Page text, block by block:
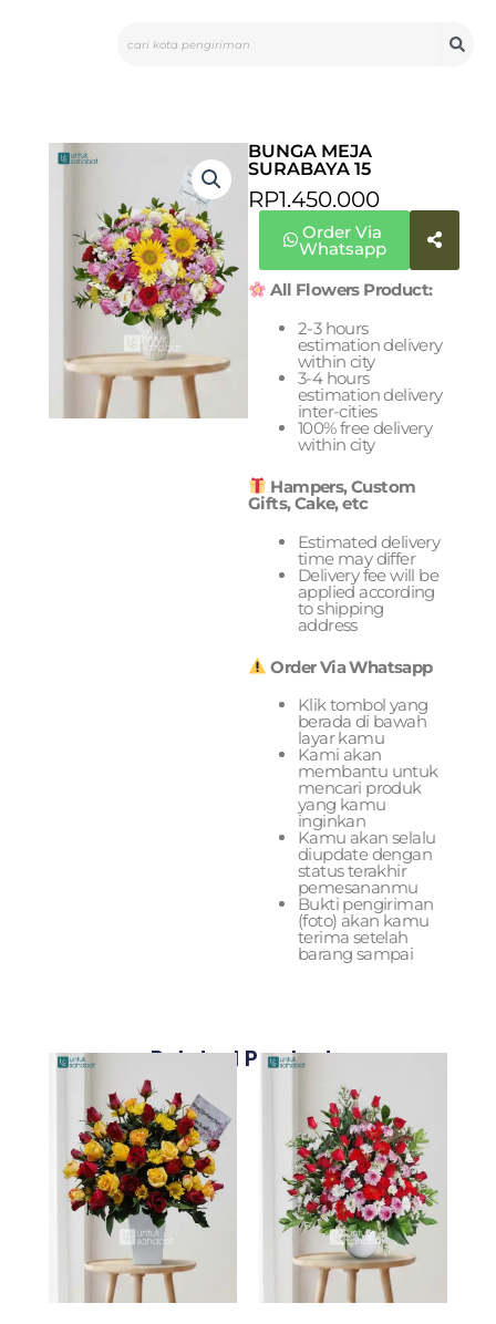
BUNGA MEJA
SURABAYA 15
RP1.450.000
Order Via
Whatsapp
All Flowers Product:
2-3 hours
estimation delivery
within city
3-4 hours
estimation delivery
inter-cities
100% free delivery
within city
Hampers, Custom
Gifts, Cake, etc
Estimated delivery
time may differ
Delivery fee will be
applied according
to shipping
address
Order Via Whatsapp
Klik tombol yang
berada di bawah
layar kamu
Kami akan
membantu untuk
mencari produk
yang kamu
inginkan
Kamu akan selalu
diupdate dengan
status terakhir
pemesananmu
Bukti pengiriman
(foto) akan kamu
terima setelah
barang sampai
Related Products